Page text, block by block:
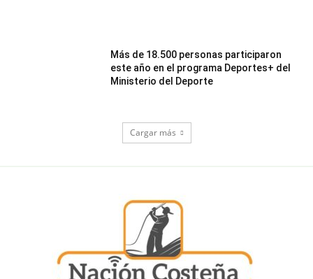
Más de 18.500 personas participaron
este año en el programa Deportes+ del
Ministerio del Deporte
Cargar más